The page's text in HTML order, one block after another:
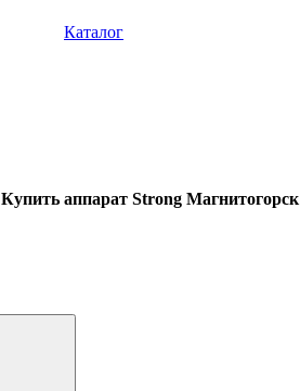
Каталог
Купить аппарат Strong Магнитогорск